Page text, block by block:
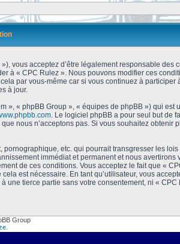
vous acceptez d’être légalement responsable des
à « CPC Rulez ». Nous pouvons modifier ces
par vous-même car si vous continuez à participer
à jour.
», « phpBB Group », « équipes de phpBB ») qui est
. Le logiciel phpBB a pour seul but de
nous n’acceptons pas. Si vous souhaitez obtenir
etc. qui pourrait transgresser les
immédiat et permanent et nous avertirons
de ces conditions. Vous acceptez le fait que «
est nécessaire. En tant qu’utilisateur, vous
tierce partie sans votre consentement, ni «
Group
.